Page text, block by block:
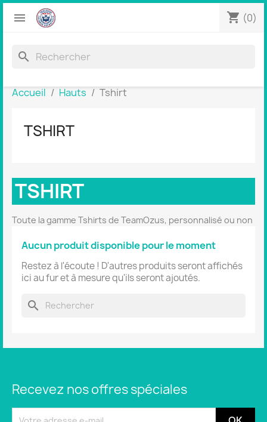
 shopping_cart (0)
search
Accueil Hauts Tshirt
TSHIRT
TSHIRT
Toute la gamme Tshirts de TeamOzus, personnalisé ou non
Aucun produit disponible pour le moment
Restez à l'écoute ! D'autres produits seront affichés
ici au fur et à mesure qu'ils seront ajoutés.
search
Recevez nos offres spéciales